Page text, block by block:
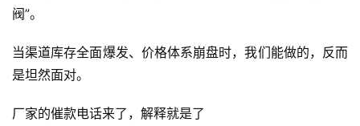
阀”。
当渠道库存全面爆发、价格体系崩盘时，我们能做的，反而
是坦然面对。
厂家的催款电话来了，解释就是了